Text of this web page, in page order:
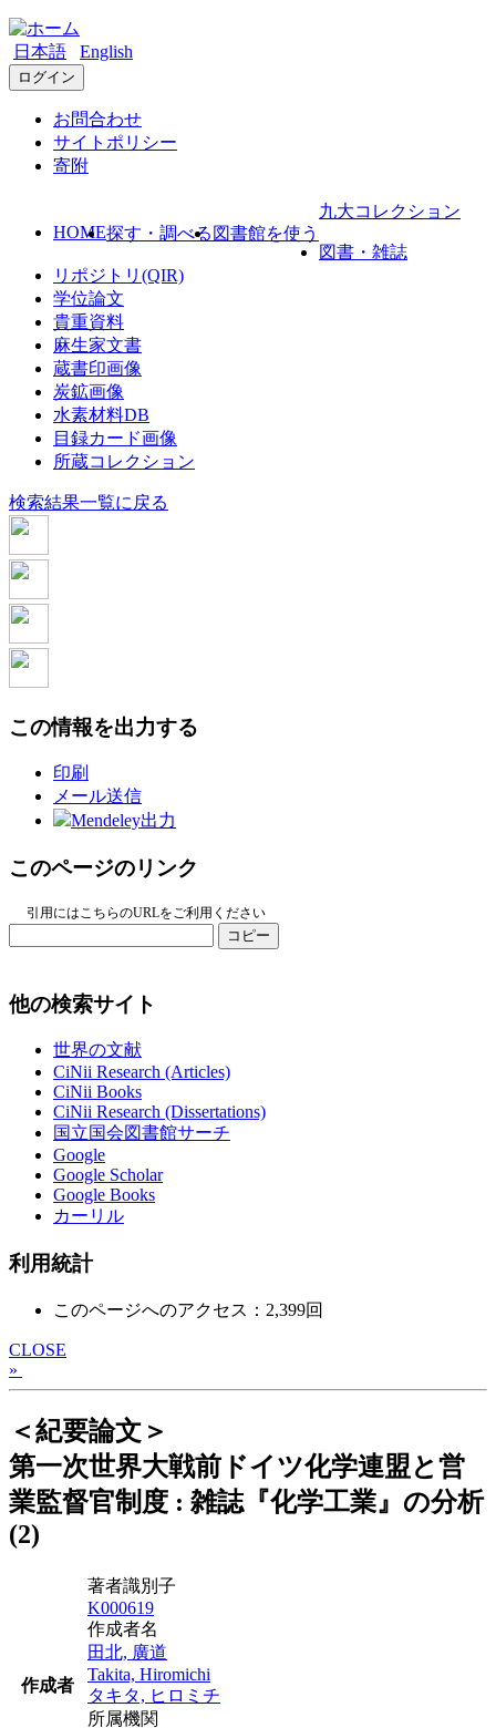
日本語 English
ログイン
お問合わせ
サイトポリシー
寄附
HOME探す・調べる 図書館を使う
九大コレクション
図書・雑誌
リポジトリ(QIR)
学位論文
貴重資料
麻生家文書
蔵書印画像
炭鉱画像
水素材料DB
目録カード画像
所蔵コレクション
検索結果一覧に戻る
この情報を出力する
印刷
メール送信
Mendeley出力
このページのリンク
引用にはこちらのURLをご利用ください
コピー
他の検索サイト
世界の文献
CiNii Research (Articles)
CiNii Books
CiNii Research (Dissertations)
国立国会図書館サーチ
Google
Google Scholar
Google Books
カーリル
利用統計
このページへのアクセス：2,399回
CLOSE
»
＜紀要論文＞
第一次世界大戦前ドイツ化学連盟と営
業監督官制度 : 雑誌『化学工業』の分析
(2)
作成者
著者識別子
K000619
作成者名
田北, 廣道
Takita, Hiromichi
タキタ, ヒロミチ
所属機関